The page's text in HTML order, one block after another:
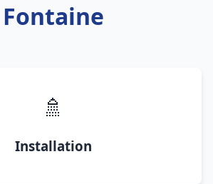
Fontaine
🚿
Installation